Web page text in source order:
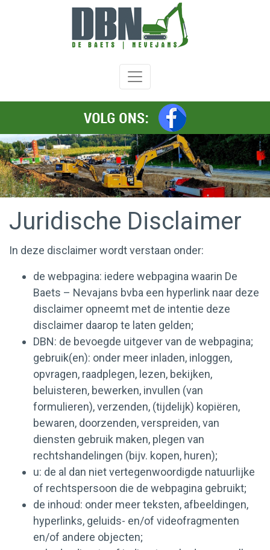
Afbraakwerken
Grondwerken
Wegeniswerken
Transport
Beton
en
funderingswerken
Hang
en
spandiensten
Contact
Juridische Disclaimer
In deze disclaimer wordt verstaan onder:
de webpagina: iedere webpagina waarin De
Baets – Nevajans bvba een hyperlink naar deze
disclaimer opneemt met de intentie deze
disclaimer daarop te laten gelden;
DBN: de bevoegde uitgever van de webpagina;
gebruik(en): onder meer inladen, inloggen,
opvragen, raadplegen, lezen, bekijken,
beluisteren, bewerken, invullen (van
formulieren), verzenden, (tijdelijk) kopiëren,
bewaren, doorzenden, verspreiden, van
diensten gebruik maken, plegen van
rechtshandelingen (bijv. kopen, huren);
u: de al dan niet vertegenwoordigde natuurlijke
of rechtspersoon die de webpagina gebruikt;
de inhoud: onder meer teksten, afbeeldingen,
hyperlinks, geluids- en/of videofragmenten
en/of andere objecten;